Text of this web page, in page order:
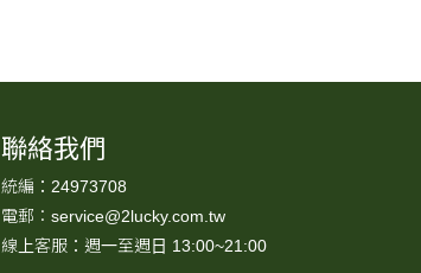
聯絡我們
統編：24973708
電郵：service@2lucky.com.tw
線上客服：週一至週日 13:00~21:00